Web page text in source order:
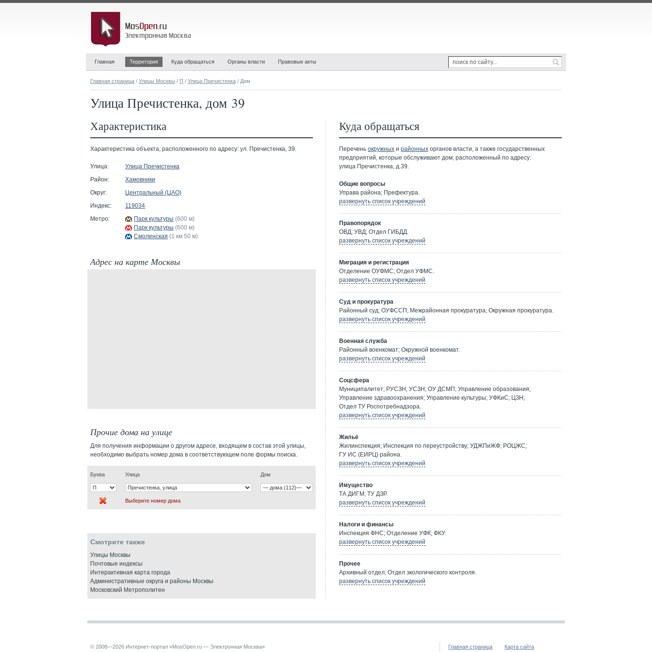
Главная Территория Куда обращаться Органы власти Правовые акты
Главная страница / Улицы Москвы / П / Улица Пречистенка / Дом
Улица Пречистенка, дом 39
Характеристика
Характеристика объекта, расположенного по адресу: ул. Пречистенка, 39.
Улица:
Улица Пречистенка
Район:
Хамовники
Округ:
Центральный (ЦАО)
Индекс:
119034
Метро:
Парк культуры (600 м)
Парк культуры (600 м)
Смоленская (1 км 50 м)
Адрес на карте Москвы
Прочие дома на улице
Для получения информации о другом адресе, входящем в состав этой улицы,
необходимо выбрать номер дома в соответствующем поле формы поиска.
Буква Улица Дом
Выберите номер дома
Смотрите также
Улицы Москвы
Почтовые индексы
Интерактивная карта города
Административные округа и районы Москвы
Московский Метрополитен
Куда обращаться
Перечень окружных и районных органов власти, а также государственных
предприятий, которые обслуживают дом, расположенный по адресу:
улица Пречистенка, д.39.
Общие вопросы
Управа района; Префектура.
развернуть список учреждений
Правопорядок
ОВД; УВД; Отдел ГИБДД.
развернуть список учреждений
Миграция и регистрация
Отделение ОУФМС; Отдел УФМС.
развернуть список учреждений
Суд и прокуратура
Районный суд; ОУФССП; Межрайонная прокуратура; Окружная прокуратура.
развернуть список учреждений
Военная служба
Районный военкомат; Окружной военкомат.
развернуть список учреждений
Соцсфера
Муниципалитет; РУСЗН; УСЗН; ОУ ДСМП; Управление образования;
Управление здравоохранения; Управление культуры; УФКиС; ЦЗН;
Отдел ТУ Роспотребнадзора.
развернуть список учреждений
Жильё
Жилинспекция; Инспекция по переустройству; УДЖПиЖФ; РОЦЖС;
ГУ ИС (ЕИРЦ) района.
развернуть список учреждений
Имущество
ТА ДИГМ; ТУ ДЗР.
развернуть список учреждений
Налоги и финансы
Инспекция ФНС; Отделение УФК; ФКУ.
развернуть список учреждений
Прочее
Архивный отдел; Отдел экологического контроля.
развернуть список учреждений
© 2008—2026 Интернет-портал «MosOpen.ru — Электронная Москва» Главная страница Карта сайта